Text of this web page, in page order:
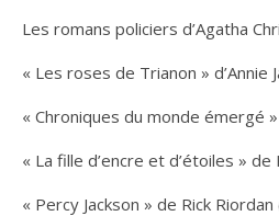
Les romans policiers d’Agatha
« Les roses de Trianon » d’Annie
« Chroniques du monde émergé
« La fille d’encre et d’étoiles »
« Percy Jackson » de Rick